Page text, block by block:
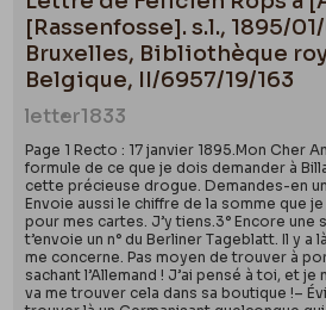
[Rassenfosse]. s.l., 1895/
Bruxelles, Bibliothèque
Belgique, II/6957/19/163
letter1833
Page 1 Recto : 17 janvier 1895.Mon Cher
formule de ce que je dois demander à
cette précieuse drogue. Demandes-en
Envoie aussi le chiffre de la somme que
pour mes cartes. J’y tiens.3° Encore une
t’envoie un n° du Berliner Tageblatt. Il y a
me concerne. Pas moyen de trouver à
sachant l’Allemand ! J’ai pensé à toi, et
va me trouver cela dans sa boutique !–